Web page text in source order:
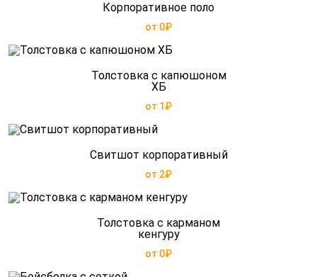
Корпоративное поло
от 0₽
Толстовка с капюшоном
ХБ
от 1₽
Свитшот корпоративный
от 2₽
Толстовка с карманом
кенгуру
от 0₽